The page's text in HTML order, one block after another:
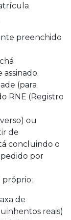
preenchido
(para
RNE (Registro
ou
de
concluindo o
por
próprio;
de
reais)